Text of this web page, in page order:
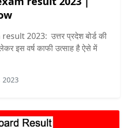
2023: उत्तर प्रदेश बोर्ड की
इस वर्ष काफी उत्साह है ऐसे में
2023